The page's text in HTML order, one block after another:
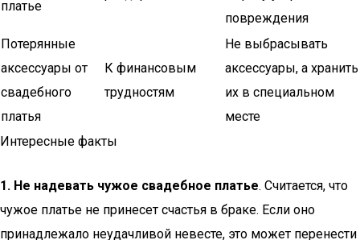
платье
повреждения
Потерянные
аксессуары от
свадебного
платья
К финансовым
трудностям
Не выбрасывать
аксессуары, а хранить
их в специальном
месте
Интересные факты
1. Не надевать чужое свадебное платье. Считается, что
чужое платье не принесет счастья в браке. Если оно
принадлежало неудачливой невесте, это может перенести